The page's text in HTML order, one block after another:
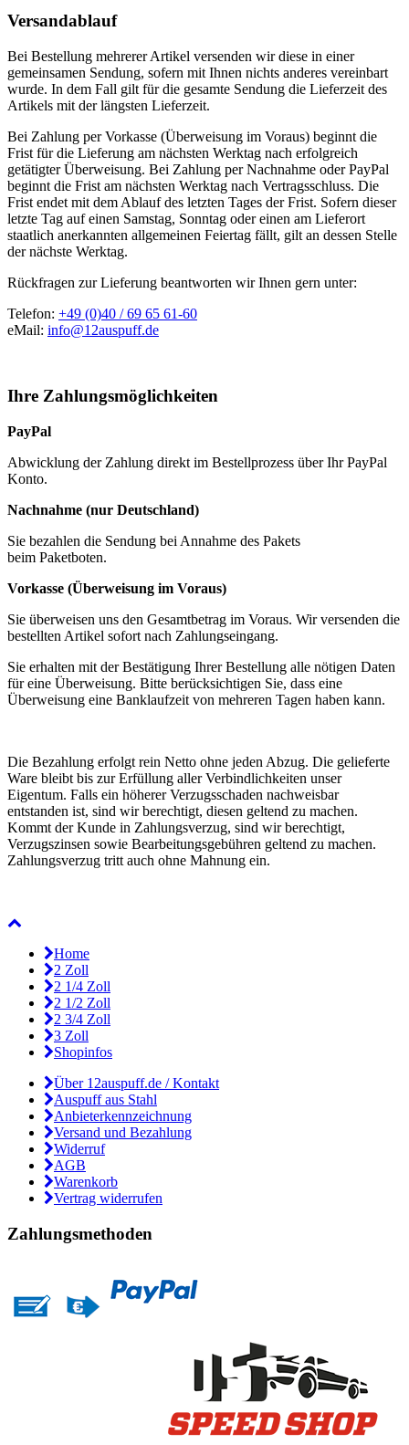
Versandablauf
Bei Bestellung mehrerer Artikel versenden wir diese in einer
gemeinsamen Sendung, sofern mit Ihnen nichts anderes vereinbart
wurde. In dem Fall gilt für die gesamte Sendung die Lieferzeit des
Artikels mit der längsten Lieferzeit.
Bei Zahlung per Vorkasse (Überweisung im Voraus) beginnt die
Frist für die Lieferung am nächsten Werktag nach erfolgreich
getätigter Überweisung. Bei Zahlung per Nachnahme oder PayPal
beginnt die Frist am nächsten Werktag nach Vertragsschluss. Die
Frist endet mit dem Ablauf des letzten Tages der Frist. Sofern dieser
letzte Tag auf einen Samstag, Sonntag oder einen am Lieferort
staatlich anerkannten allgemeinen Feiertag fällt, gilt an dessen Stelle
der nächste Werktag.
Rückfragen zur Lieferung beantworten wir Ihnen gern unter:
Telefon: +49 (0)40 / 69 65 61-60
eMail: info@12auspuff.de
Ihre Zahlungsmöglichkeiten
PayPal
Abwicklung der Zahlung direkt im Bestellprozess über Ihr PayPal
Konto.
Nachnahme (nur Deutschland)
Sie bezahlen die Sendung bei Annahme des Pakets
beim Paketboten.
Vorkasse (Überweisung im Voraus)
Sie überweisen uns den Gesamtbetrag im Voraus. Wir versenden die
bestellten Artikel sofort nach Zahlungseingang.
Sie erhalten mit der Bestätigung Ihrer Bestellung alle nötigen Daten
für eine Überweisung. Bitte berücksichtigen Sie, dass eine
Überweisung eine Banklaufzeit von mehreren Tagen haben kann.
Die Bezahlung erfolgt rein Netto ohne jeden Abzug. Die gelieferte
Ware bleibt bis zur Erfüllung aller Verbindlichkeiten unser
Eigentum. Falls ein höherer Verzugsschaden nachweisbar
entstanden ist, sind wir berechtigt, diesen geltend zu machen.
Kommt der Kunde in Zahlungsverzug, sind wir berechtigt,
Verzugszinsen sowie Bearbeitungsgebühren geltend zu machen.
Zahlungsverzug tritt auch ohne Mahnung ein.
Home
2 Zoll
2 1/4 Zoll
2 1/2 Zoll
2 3/4 Zoll
3 Zoll
Shopinfos
Über 12auspuff.de / Kontakt
Auspuff aus Stahl
Anbieterkennzeichnung
Versand und Bezahlung
Widerruf
AGB
Warenkorb
Vertrag widerrufen
Zahlungsmethoden